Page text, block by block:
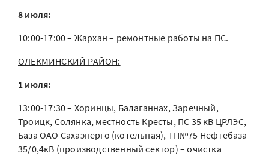
8 июля:
10:00-17:00 – Жархан – ремонтные работы на ПС.
ОЛЕКМИНСКИЙ РАЙОН:
1 июля:
13:00-17:30 – Хоринцы, Балаганнах, Заречный,
Троицк, Солянка, местность Кресты, ПС 35 кВ ЦРЛЭС,
База ОАО Сахаэнерго (котельная), ТП№75 Нефтебаза
35/0,4кВ (производственный сектор) – очистка